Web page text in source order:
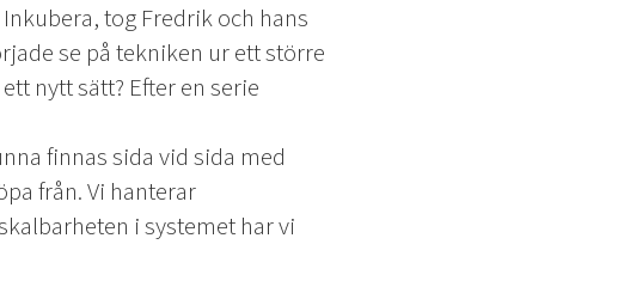
tog Fredrik och hans
se på tekniken ur ett större
nytt sätt? Efter en serie
finnas sida vid sida med
från. Vi hanterar
i systemet har vi